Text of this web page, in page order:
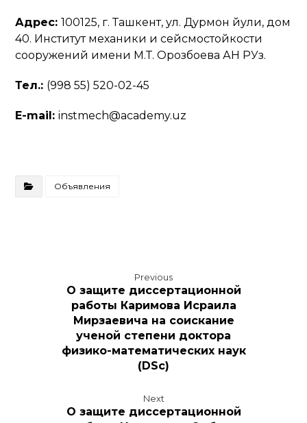
Адрес:100125, г. Ташкент, ул. Дурмон йули, дом
40. Институт механики и сейсмостойкости
сооружений имени М.Т. Орозбоева АН РУз.
Тел.: (998 55) 520-02-45
E-mail:instmech@academy.uz
Объявления
Previous
О защите диссертационной
работы Каримова Исраила
Мирзаевича на соискание
ученой степени доктора
физико-математических наук
(DSc)
Next
О защите диссертационной